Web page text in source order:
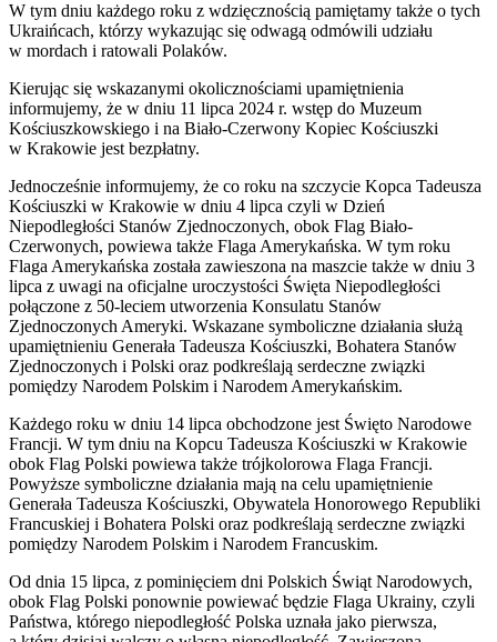
W tym dniu każdego roku z wdzięcznością pamiętamy także o tych
Ukraińcach, którzy wykazując się odwagą odmówili udziału
w mordach i ratowali Polaków.
Kierując się wskazanymi okolicznościami upamiętnienia
informujemy, że w dniu 11 lipca 2024 r. wstęp do Muzeum
Kościuszkowskiego i na Biało-Czerwony Kopiec Kościuszki
w Krakowie jest bezpłatny.
Jednocześnie informujemy, że co roku na szczycie Kopca Tadeusza
Kościuszki w Krakowie w dniu 4 lipca czyli w Dzień
Niepodległości Stanów Zjednoczonych, obok Flag Biało-
Czerwonych, powiewa także Flaga Amerykańska. W tym roku
Flaga Amerykańska została zawieszona na maszcie także w dniu 3
lipca z uwagi na oficjalne uroczystości Święta Niepodległości
połączone z 50-leciem utworzenia Konsulatu Stanów
Zjednoczonych Ameryki. Wskazane symboliczne działania służą
upamiętnieniu Generała Tadeusza Kościuszki, Bohatera Stanów
Zjednoczonych i Polski oraz podkreślają serdeczne związki
pomiędzy Narodem Polskim i Narodem Amerykańskim.
Każdego roku w dniu 14 lipca obchodzone jest Święto Narodowe
Francji. W tym dniu na Kopcu Tadeusza Kościuszki w Krakowie
obok Flag Polski powiewa także trójkolorowa Flaga Francji.
Powyższe symboliczne działania mają na celu upamiętnienie
Generała Tadeusza Kościuszki, Obywatela Honorowego Republiki
Francuskiej i Bohatera Polski oraz podkreślają serdeczne związki
pomiędzy Narodem Polskim i Narodem Francuskim.
Od dnia 15 lipca, z pominięciem dni Polskich Świąt Narodowych,
obok Flag Polski ponownie powiewać będzie Flaga Ukrainy, czyli
Państwa, którego niepodległość Polska uznała jako pierwsza,